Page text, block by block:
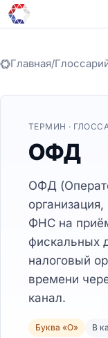
Главная/
ТЕРМИН ·
ОФД
ОФД
ФНС на
фискальных
налоговый
времени
канал.
Буква «О» В